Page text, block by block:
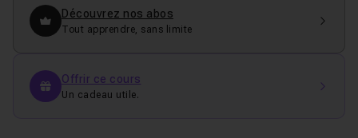
Découvrez nos abos
Tout apprendre, sans limite
Offrir ce cours
Un cadeau utile.